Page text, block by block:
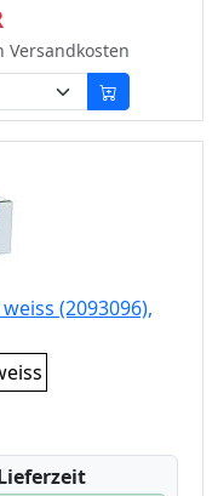
Versandkosten
(2093096),